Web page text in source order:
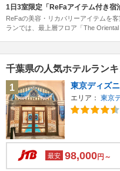
1日3室限定「ReFaアイテム付き宿
ReFaの美容・リカバリーアイテムを
ランでは、最上層フロア「The Oriental
千葉県の人気ホテルラン
1
東京ディズ
エリア： 東京
最安 98,000円～